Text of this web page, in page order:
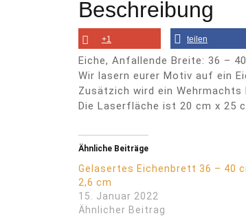
Beschreibung
+1 teilen
Eiche, Anfallende Breite: 36 –
Wir lasern eurer Motiv auf ein
Zusätzich wird ein Wehrmachts
Die Laserfläche ist 20 cm x 25
Ähnliche Beiträge
Gelasertes Eichenbrett 36 – 40
2,6 cm
15. Januar 2022
Ähnlicher Beitrag